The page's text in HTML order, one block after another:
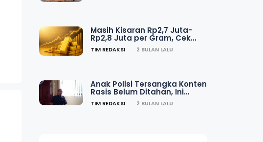
Masih Kisaran Rp2,7 Juta-
Rp2,8 Juta per Gram, Cek
Harga Emas Rabu 17 Juni
TIM REDAKSI 2 BULAN LALU
Anak Polisi Tersangka Konten
Rasis Belum Ditahan, Ini
Penjelasan Polda Jateng
TIM REDAKSI 2 BULAN LALU